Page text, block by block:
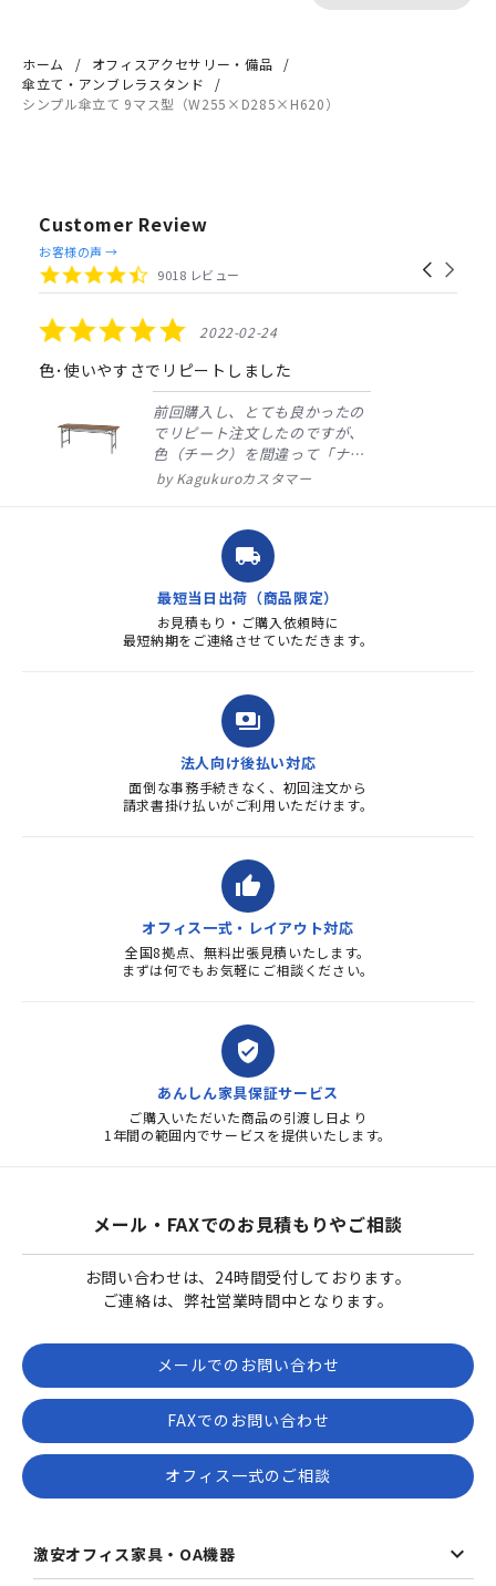
ホーム
オフィスアクセサリー・備品
傘立て・アンブレラスタンド
シンプル傘立て 9マス型（W255×D285×H620）
Customer Review
Reviews
carousel
Carousel
4.4
star
9018 レビュー
お客様の声 →
5.0
star
rating
2022-02-24
色･使いやすさでリピートしました
前回購入し、とても良かったの
でリピート注文したのですが、
色（チーク）を間違って「ナチ
ュラル」としてしまいました。
ました。商品到着も早く、品
質・使いやすさで満足していま
す。また、リピートするときは
よろしくお...
Kagukuroカスタマー
local_shipping
最短当日出荷（商品限定）
お見積もり・ご購入依頼時に
最短納期をご連絡させていただきます。
payments
法人向け後払い対応
面倒な事務手続きなく、初回注文から
請求書掛け払いがご利用いただけます。
thumb_up
オフィス一式・レイアウト対応
全国8拠点、無料出張見積いたします。
まずは何でもお気軽にご相談ください。
verified_user
あんしん家具保証サービス
ご購入いただいた商品の引渡し日より
1年間の範囲内でサービスを提供いたします。
メール・FAXでのお見積もりやご相談
お問い合わせは、24時間受付しております。
ご連絡は、弊社営業時間中となります。
メールでのお問い合わせ
FAXでのお問い合わせ
オフィス一式のご相談
激安オフィス家具・OA機器